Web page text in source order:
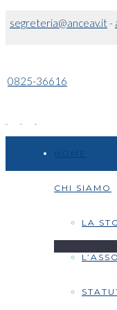
segreteria@anceav.it-
0825-36616
CHI SIAMO
LA